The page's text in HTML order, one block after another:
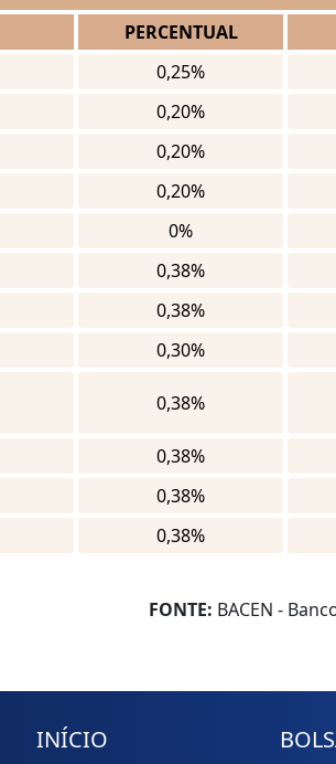
PERCENTUAL
0,25%
0,20%
0,20%
0,20%
0%
0,38%
0,38%
0,30%
0,38%
0,38%
0,38%
0,38%
FONTE: BACEN -
INÍCIO